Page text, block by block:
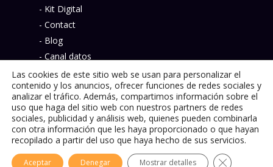
- Kit Digital
- Contact
- Blog
- Canal datos
- Política de privacidad
© 2026 Nivoria.
Las cookies de este sitio web se usan para personalizar el
contenido y los anuncios, ofrecer funciones de redes sociales y
analizar el tráfico. Además, compartimos información sobre el
uso que haga del sitio web con nuestros partners de redes
sociales, publicidad y análisis web, quienes pueden combinarla
con otra información que les haya proporcionado o que hayan
recopilado a partir del uso que haya hecho de sus servicios.
Aceptar Denegar Mostrar detalles Cerrar el